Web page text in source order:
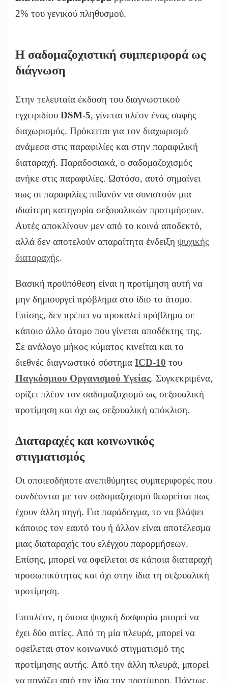
2% του γενικού πληθυσμού.
Η σαδομαζοχιστική συμπεριφορά ως
διάγνωση
Στην τελευταία έκδοση του διαγνωστικού
εγχειριδίου DSM-5, γίνεται πλέον ένας σαφής
διαχωρισμός. Πρόκειται για τον διαχωρισμό
ανάμεσα στις παραφιλίες και στην παραφιλική
διαταραχή. Παραδοσιακά, ο σαδομαζοχισμός
ανήκε στις παραφιλίες. Ωστόσο, αυτό σημαίνει
πως οι παραφιλίες πιθανόν να συνιστούν μια
ιδιαίτερη κατηγορία σεξουαλικών προτιμήσεων.
Αυτές αποκλίνουν μεν από το κοινά αποδεκτό,
αλλά δεν αποτελούν απαραίτητα ένδειξη ψυχικής
διαταραχής.
Βασική προϋπόθεση είναι η προτίμηση αυτή να
μην δημιουργεί πρόβλημα στο ίδιο το άτομο.
Επίσης, δεν πρέπει να προκαλεί πρόβλημα σε
κάποιο άλλο άτομο που γίνεται αποδέκτης της.
Σε ανάλογο μήκος κύματος κινείται και το
διεθνές διαγνωστικό σύστημα ICD-10 του
Παγκόσμιου Οργανισμού Υγείας. Συγκεκριμένα,
ορίζει πλέον τον σαδομαζοχισμό ως σεξουαλική
προτίμηση και όχι ως σεξουαλική απόκλιση.
Διαταραχές και κοινωνικός
στιγματισμός
Οι οποιεσδήποτε ανεπιθύμητες συμπεριφορές που
συνδέονται με τον σαδομαζοχισμό θεωρείται πως
έχουν άλλη πηγή. Για παράδειγμα, το να βλάψει
κάποιος τον εαυτό του ή άλλον είναι αποτέλεσμα
μιας διαταραχής του ελέγχου παρορμήσεων.
Επίσης, μπορεί να οφείλεται σε κάποια διαταραχή
προσωπικότητας και όχι στην ίδια τη σεξουαλική
προτίμηση.
Επιπλέον, η όποια ψυχική δυσφορία μπορεί να
έχει δύο αιτίες. Από τη μία πλευρά, μπορεί να
οφείλεται στον κοινωνικό στιγματισμό της
προτίμησης αυτής. Από την άλλη πλευρά, μπορεί
να πηγάζει από την ίδια την προτίμηση. Πάντως,